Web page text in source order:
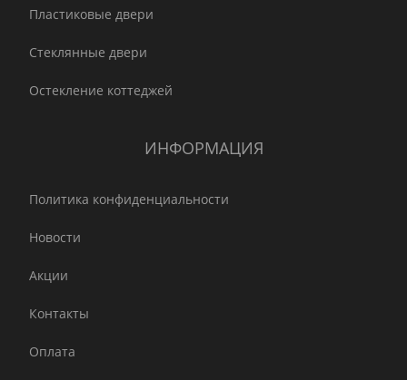
Пластиковые двери
Стеклянные двери
Остекление коттеджей
ИНФОРМАЦИЯ
Политика конфиденциальности
Новости
Акции
Контакты
Оплата